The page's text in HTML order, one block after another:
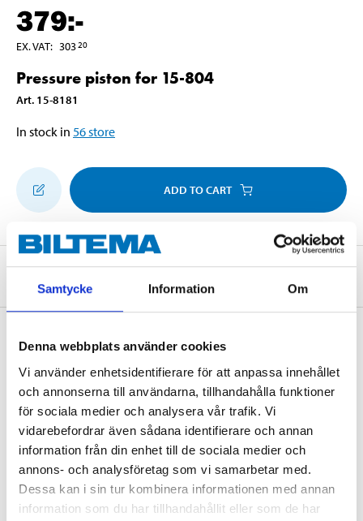
Samtycke Information Om
Denna webbplats använder cookies
Vi använder enhetsidentifierare för att anpassa innehållet
och annonserna till användarna, tillhandahålla funktioner
för sociala medier och analysera vår trafik. Vi
vidarebefordrar även sådana identifierare och annan
information från din enhet till de sociala medier och
annons- och analysföretag som vi samarbetar med.
Dessa kan i sin tur kombinera informationen med annan
information som du har tillhandahållit eller som de har
379:-
EX. VAT: 30320
Pressure piston for 15-804
Art. 15-8181
In stock in 56store
ADD TO CART
Pay & Collect
Pay & Collect in your local store within 2 hours! For more information
about the service and our terms.
READ MORE
Other customers also bought